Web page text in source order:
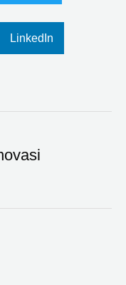
LinkedIn